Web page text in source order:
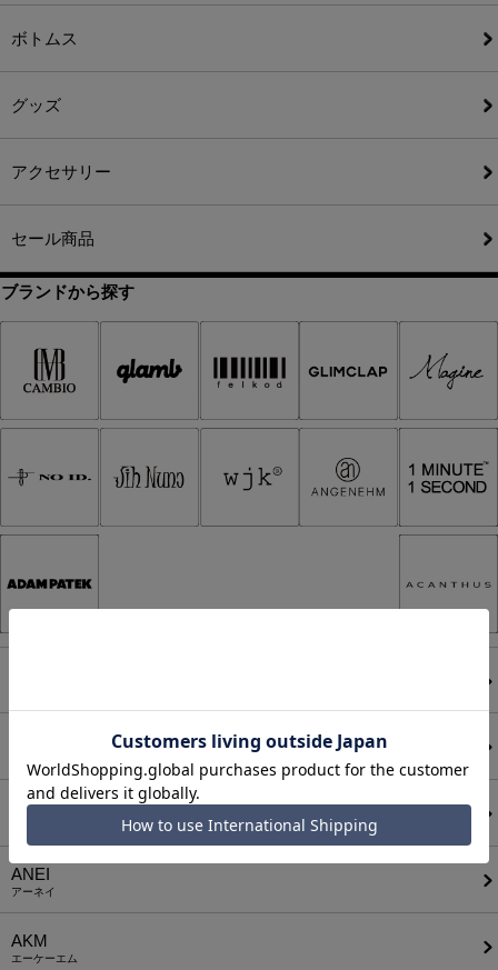
ボトムス
グッズ
アクセサリー
セール商品
ブランドから探す
ADAM PATEK
A Good Bad Influence
ア グッド バッド インフルエンス
ANEI
アーネイ
AKM
エーケーエム